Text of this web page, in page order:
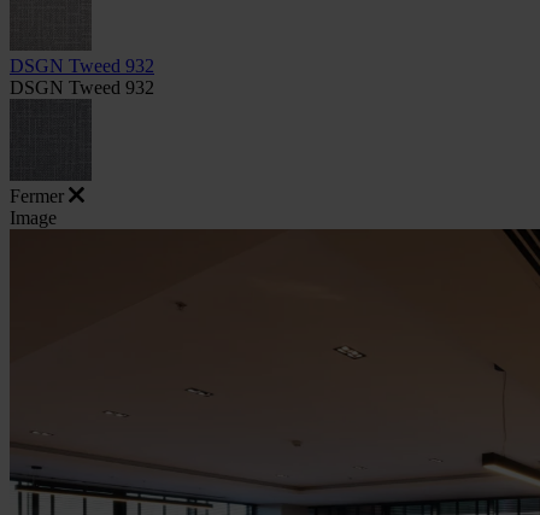
DSGN Tweed 932
DSGN Tweed 932
Fermer
Image